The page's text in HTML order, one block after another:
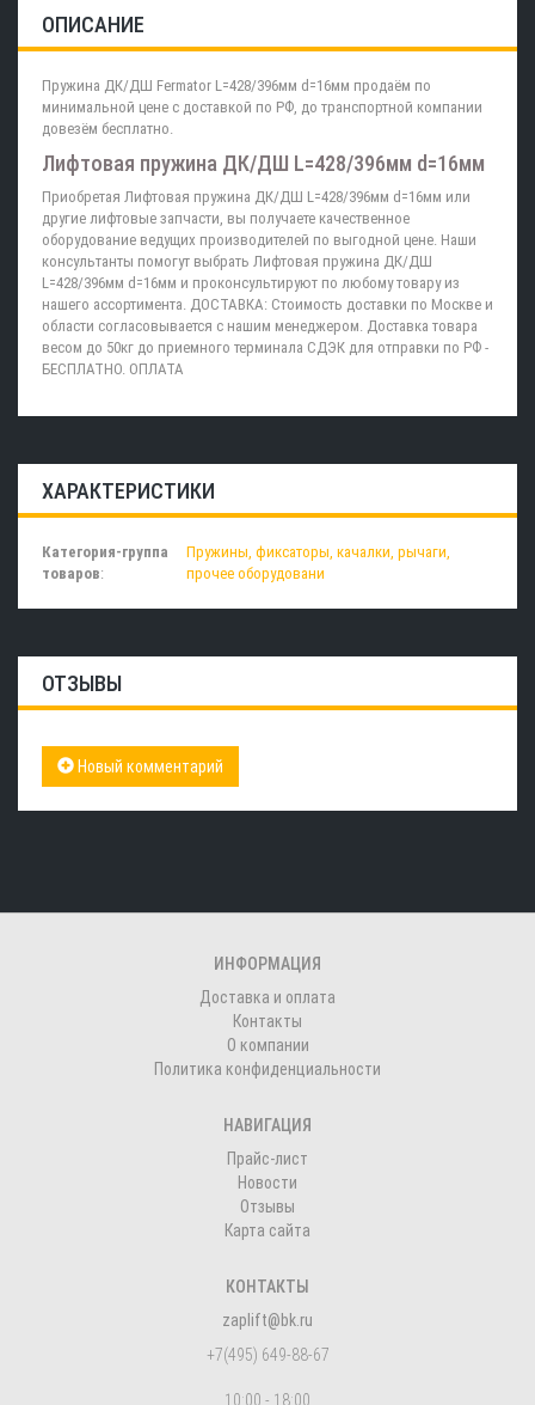
ОПИСАНИЕ
Пружина ДК/ДШ Fermator L=428/396мм d=16мм продаём по
минимальной цене с доставкой по РФ, до транспортной компании
довезём бесплатно.
Лифтовая пружина ДК/ДШ L=428/396мм d=16мм
Приобретая Лифтовая пружина ДК/ДШ L=428/396мм d=16мм или
другие лифтовые запчасти, вы получаете качественное
оборудование ведущих производителей по выгодной цене. Наши
консультанты помогут выбрать Лифтовая пружина ДК/ДШ
L=428/396мм d=16мм и проконсультируют по любому товару из
нашего ассортимента. ДОСТАВКА: Стоимость доставки по Москве и
области согласовывается с нашим менеджером. Доставка товара
весом до 50кг до приемного терминала СДЭК для отправки по РФ -
БЕСПЛАТНО. ОПЛАТА
ХАРАКТЕРИСТИКИ
Категория-группа
товаров:
Пружины, фиксаторы, качалки, рычаги,
прочее оборудовани
ОТЗЫВЫ
Новый комментарий
ИНФОРМАЦИЯ
Доставка и оплата
Контакты
О компании
Политика конфиденциальности
НАВИГАЦИЯ
Прайс-лист
Новости
Отзывы
Карта сайта
КОНТАКТЫ
zaplift@bk.ru
+7(495) 649-88-67
10:00 - 18:00